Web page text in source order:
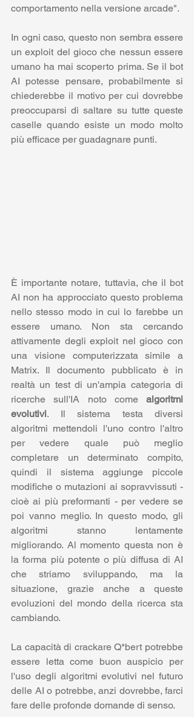
comportamento nella versione arcade".
In ogni caso, questo non sembra essere
un exploit del gioco che nessun essere
umano ha mai scoperto prima. Se il bot
AI potesse pensare, probabilmente si
chiederebbe il motivo per cui dovrebbe
preoccuparsi di saltare su tutte queste
caselle quando esiste un modo molto
più efficace per guadagnare punti.
È importante notare, tuttavia, che il bot
AI non ha approcciato questo problema
nello stesso modo in cui lo farebbe un
essere umano. Non sta cercando
attivamente degli exploit nel gioco con
una visione computerizzata simile a
Matrix. Il documento pubblicato è in
realtà un test di un'ampia categoria di
ricerche sull'IA noto come algoritmi
evolutivi. Il sistema testa diversi
algoritmi mettendoli l'uno contro l'altro
per vedere quale può meglio
completare un determinato compito,
quindi il sistema aggiunge piccole
modifiche o mutazioni ai sopravvissuti -
cioè ai più preformanti - per vedere se
poi vanno meglio. In questo modo, gli
algoritmi stanno lentamente
migliorando. Al momento questa non è
la forma più potente o più diffusa di AI
che striamo sviluppando, ma la
situazione, grazie anche a queste
evoluzioni del mondo della ricerca sta
cambiando.
La capacità di crackare Q*bert potrebbe
essere letta come buon auspicio per
l'uso degli algoritmi evolutivi nel futuro
delle AI o potrebbe, anzi dovrebbe, farci
fare delle profonde domande di senso.